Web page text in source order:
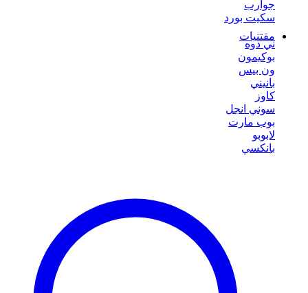
جوارب
سكيت بورد
مقتنيات
ني دوه
بوكيمون
ون بيس
بانيني
كاوز
سوني انجل
بوب مارت
لابوبو
بانكسي